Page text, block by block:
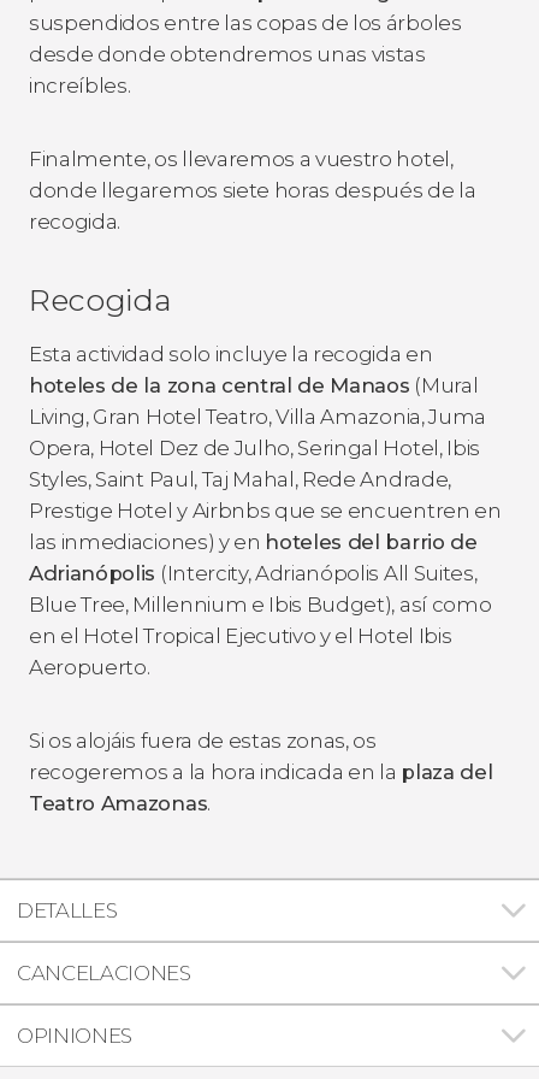
suspendidos entre las copas de los árboles
desde donde obtendremos unas vistas
increíbles.
Finalmente, os llevaremos a vuestro hotel,
donde llegaremos siete horas después de la
recogida.
Recogida
Esta actividad solo incluye la recogida en
hoteles de la zona central de Manaos (Mural
Living, Gran Hotel Teatro, Villa Amazonia, Juma
Opera, Hotel Dez de Julho, Seringal Hotel, Ibis
Styles, Saint Paul, Taj Mahal, Rede Andrade,
Prestige Hotel y Airbnbs que se encuentren en
las inmediaciones) y en hoteles del barrio de
Adrianópolis (Intercity, Adrianópolis All Suites,
Blue Tree, Millennium e Ibis Budget), así como
en el Hotel Tropical Ejecutivo y el Hotel Ibis
Aeropuerto.
Si os alojáis fuera de estas zonas, os
recogeremos a la hora indicada en la plaza del
Teatro Amazonas.
DETALLES
CANCELACIONES
OPINIONES